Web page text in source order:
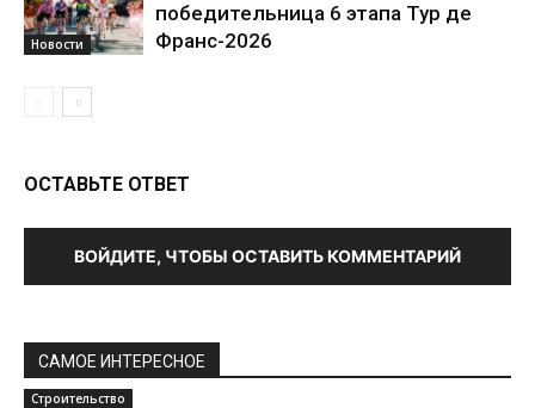
Новости
победительница 6 этапа Тур де
Франс-2026
ОСТАВЬТЕ ОТВЕТ
ВОЙДИТЕ, ЧТОБЫ ОСТАВИТЬ КОММЕНТАРИЙ
САМОЕ ИНТЕРЕСНОЕ
Строительство